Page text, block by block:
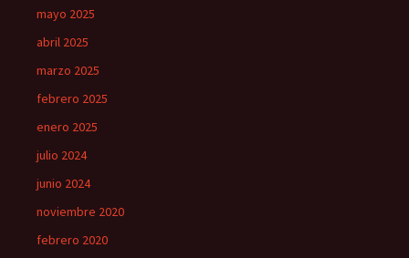
mayo 2025
abril 2025
marzo 2025
febrero 2025
enero 2025
julio 2024
junio 2024
noviembre 2020
febrero 2020